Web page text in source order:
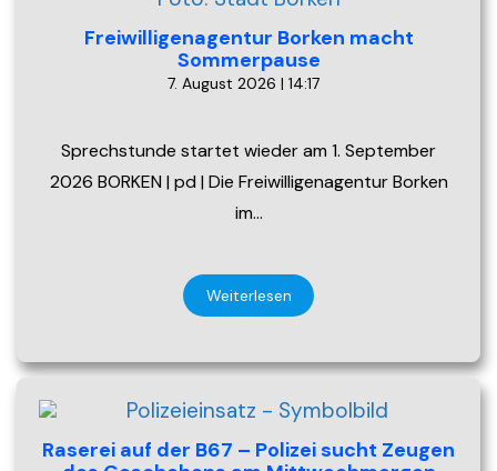
Freiwilligenagentur Borken macht
Sommerpause
7. August 2026 | 14:17
Sprechstunde startet wieder am 1. September
2026 BORKEN | pd | Die Freiwilligenagentur Borken
im…
Weiterlesen
Raserei auf der B67 – Polizei sucht Zeugen